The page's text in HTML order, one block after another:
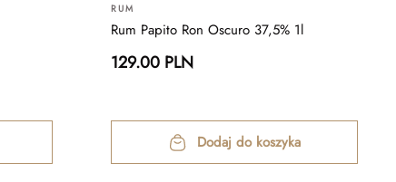
RUM
Rum Papito Ron Oscuro 37,5% 1l
129.00 PLN
Dodaj do koszyka